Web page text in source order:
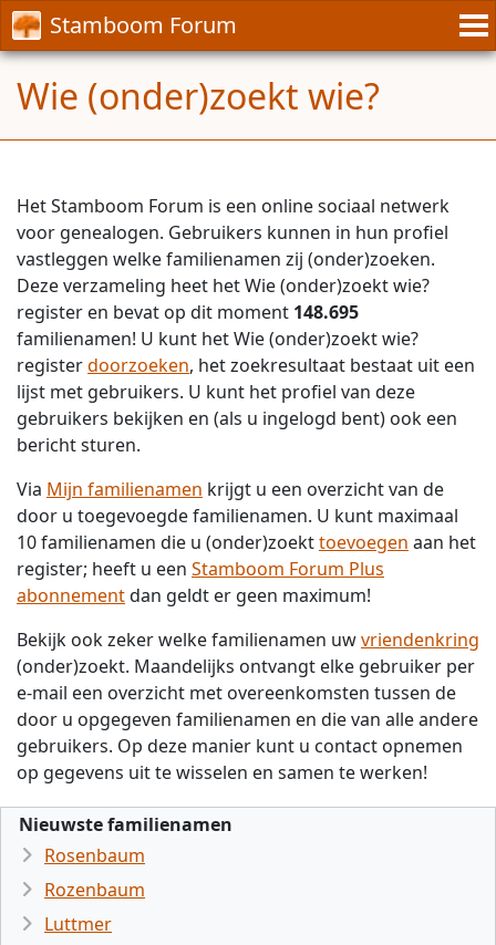
Stamboom Forum
Wie (onder)zoekt wie?
Het Stamboom Forum is een online sociaal netwerk
voor genealogen. Gebruikers kunnen in hun profiel
vastleggen welke familienamen zij (onder)zoeken.
Deze verzameling heet het Wie (onder)zoekt wie?
register en bevat op dit moment 148.695
familienamen! U kunt het Wie (onder)zoekt wie?
registerdoorzoeken, het zoekresultaat bestaat uit een
lijst met gebruikers. U kunt het profiel van deze
gebruikers bekijken en (als u ingelogd bent) ook een
bericht sturen.
Via Mijn familienamen krijgt u een overzicht van de
door u toegevoegde familienamen. U kunt maximaal
10 familienamen die u (onder)zoekttoevoegen aan het
register; heeft u een Stamboom Forum Plus
abonnementdan geldt er geen maximum!
Bekijk ook zeker welke familienamen uwvriendenkring
(onder)zoekt. Maandelijks ontvangt elke gebruiker per
e-mail een overzicht met overeenkomsten tussen de
door u opgegeven familienamen en die van alle andere
gebruikers. Op deze manier kunt u contact opnemen
op gegevens uit te wisselen en samen te werken!
Nieuwste familienamen
Rosenbaum
Rozenbaum
Luttmer